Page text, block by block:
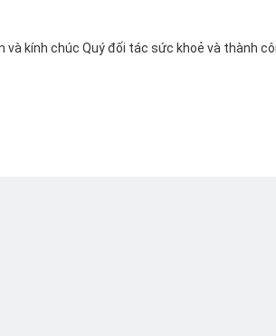
kính chúc Quý đối tác sức khoẻ và thành